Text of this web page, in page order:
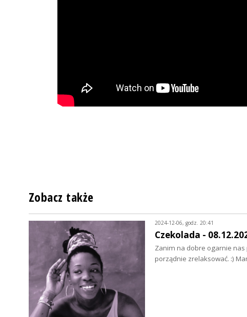
Zobacz także
2024-12-06, godz. 20:41
Czekolada -
Zanim na dobre ogarnie
porządnie zrelaksować. :)